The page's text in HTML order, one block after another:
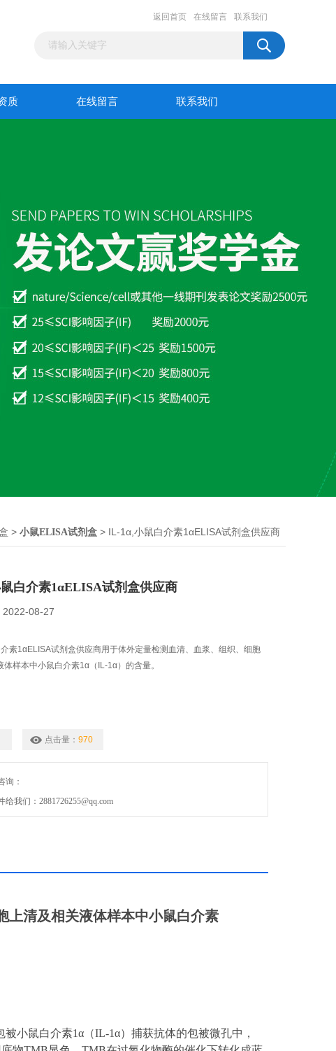
返回首页 在线留言 联系我们
质 在线留言 联系我们
> 小鼠ELISA试剂盒 > IL-1α,小鼠白介素1αELISA试剂盒供应商
白介素1αELISA试剂盒供应商
2022-08-27
介素1αELISA试剂盒供应商用于体外定量检测血清、血浆、组织、细胞
体样本中小鼠白介素1α（IL-1α）的含量。
点击量： 970
询：
给我们：2881726255@qq.com
上清及相关液体样本中小鼠白介素
被小鼠白介素1α （IL-1α）捕获抗体的包被微孔中，